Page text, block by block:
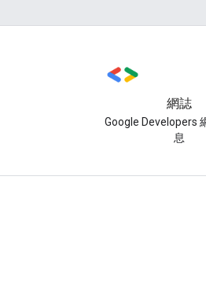
網誌
Google Developers
息